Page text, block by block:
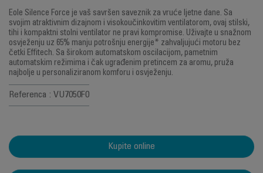
Eole Silence Force je vaš savršen saveznik za vruće ljetne dane. Sa
svojim atraktivnim dizajnom i visokoučinkovitim ventilatorom, ovaj stilski,
tihi i kompaktni stolni ventilator ne pravi kompromise. Uživajte u snažnom
osvježenju uz 65% manju potrošnju energije* zahvaljujući motoru bez
četki Effitech. Sa širokom automatskom oscilacijom, pametnim
automatskim režimima i čak ugrađenim pretincem za aromu, pruža
najbolje u personaliziranom komforu i osvježenju.
Referenca : VU7050F0
Kupite online